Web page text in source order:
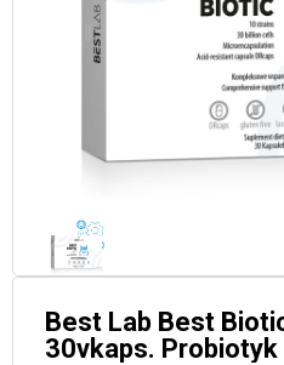
Best Lab Best
30vkaps. Probiotyk